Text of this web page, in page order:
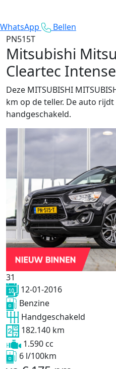
WhatsApp
Bellen
PN515T
Mitsubishi
Cleartec Intense
Deze MITSUBISHI
km op de teller. De auto
handgeschakeld.
31
12-01-2016
Benzine
Handgeschakeld
182.140 km
1.590 cc
6 l/100km